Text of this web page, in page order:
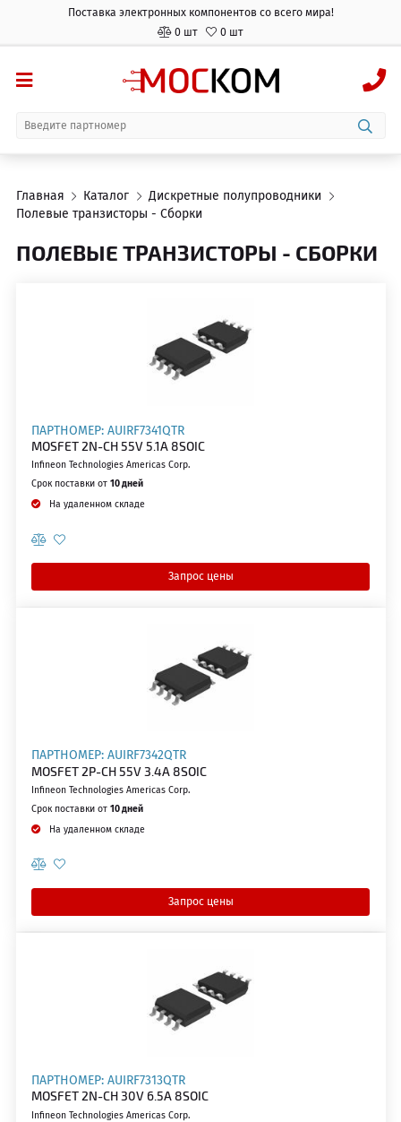
Поставка электронных компонентов со всего мира!
0 шт
0 шт
ПОЛЕВЫЕ ТРАНЗИСТОРЫ - СБОРКИ
Главная Каталог
Дискретные полупроводники
Полевые транзисторы - Сборки
ПАРТНОМЕР: AUIRF7341QTR
MOSFET 2N-CH 55V 5.1A 8SOIC
Infineon Technologies Americas Corp.
Срок поставки от 10 дней
На удаленном складе
Запрос цены
ПАРТНОМЕР: AUIRF7342QTR
MOSFET 2P-CH 55V 3.4A 8SOIC
Infineon Technologies Americas Corp.
Срок поставки от 10 дней
На удаленном складе
Запрос цены
ПАРТНОМЕР: AUIRF7313QTR
MOSFET 2N-CH 30V 6.5A 8SOIC
Infineon Technologies Americas Corp.